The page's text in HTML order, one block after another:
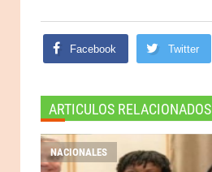
Facebook Twitter
ARTICULOS RELACIONADOS
NACIONALES